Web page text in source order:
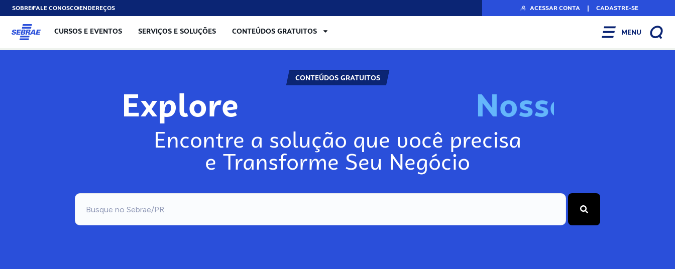
SOBREFALE CONOSCOENDEREÇOS ACESSAR CONTA | CADASTRE-SE
CURSOS E EVENTOS SERVIÇOS E SOLUÇÕES CONTEÚDOS GRATUITOS MENU
CONTEÚDOS GRATUITOS
Explore Nosso
Encontre a solução que você precisa
e Transforme Seu Negócio